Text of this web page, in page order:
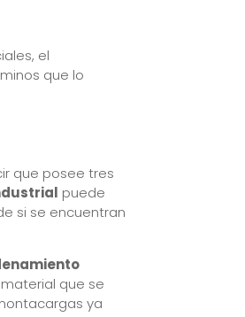
el
que lo
que posee tres
puede
si se encuentran
que se
ya